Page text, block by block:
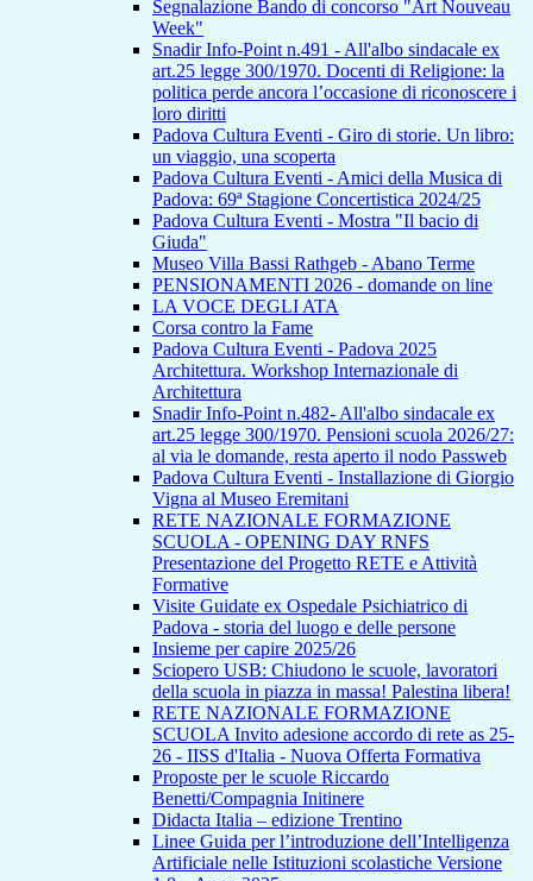
Segnalazione Bando di concorso "Art Nouveau
Week"
Snadir Info-Point n.491 - All'albo sindacale ex
art.25 legge 300/1970. Docenti di Religione: la
politica perde ancora l’occasione di riconoscere i
loro diritti
Padova Cultura Eventi - Giro di storie. Un libro:
un viaggio, una scoperta
Padova Cultura Eventi - Amici della Musica di
Padova: 69ª Stagione Concertistica 2024/25
Padova Cultura Eventi - Mostra "Il bacio di
Giuda"
Museo Villa Bassi Rathgeb - Abano Terme
PENSIONAMENTI 2026 - domande on line
LA VOCE DEGLI ATA
Corsa contro la Fame
Padova Cultura Eventi - Padova 2025
Architettura. Workshop Internazionale di
Architettura
Snadir Info-Point n.482- All'albo sindacale ex
art.25 legge 300/1970. Pensioni scuola 2026/27:
al via le domande, resta aperto il nodo Passweb
Padova Cultura Eventi - Installazione di Giorgio
Vigna al Museo Eremitani
RETE NAZIONALE FORMAZIONE
SCUOLA - OPENING DAY RNFS
Presentazione del Progetto RETE e Attività
Formative
Visite Guidate ex Ospedale Psichiatrico di
Padova - storia del luogo e delle persone
Insieme per capire 2025/26
Sciopero USB: Chiudono le scuole, lavoratori
della scuola in piazza in massa! Palestina libera!
RETE NAZIONALE FORMAZIONE
SCUOLA Invito adesione accordo di rete as 25-
26 - IISS d'Italia - Nuova Offerta Formativa
Proposte per le scuole Riccardo
Benetti/Compagnia Initinere
Didacta Italia – edizione Trentino
Linee Guida per l’introduzione dell’Intelligenza
Artificiale nelle Istituzioni scolastiche Versione